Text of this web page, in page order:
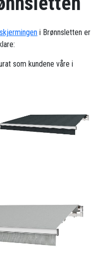
i Brønnsletten er
som kundene våre i